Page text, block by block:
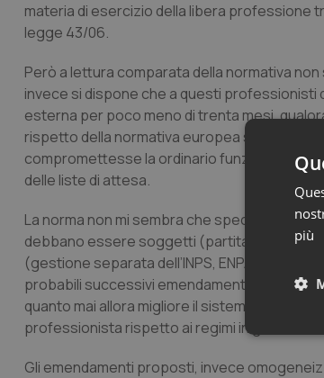
materia di esercizio della libera professione
legge 43/06.
Però a lettura comparata della normativa
invece si dispone che a questi professionisti
esterna per poco meno di trenta mesi,
rispetto della normativa europea sul tetto
compromettesse la ordinario funzionamento
delle liste di attesa.
La norma non mi sembra che specifichi
debbano essere soggetti (partita iva o
(gestione separata dell’INPS, ENPAPI, o
probabili successivi emendamenti alla
quanto mai allora migliore il sistema fiscale
professionista rispetto ai regimi in godimento.
Gli emendamenti proposti, invece
più